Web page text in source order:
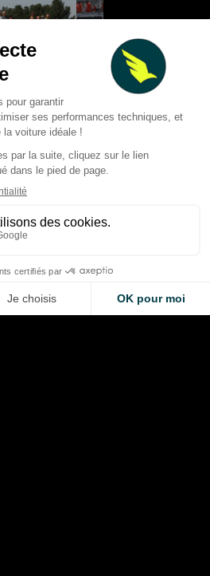
DE VOS RÊVES
la
souffert
Raul Fernandez
GP de Grande-
Aprilia signe un
Aug 9, 2026